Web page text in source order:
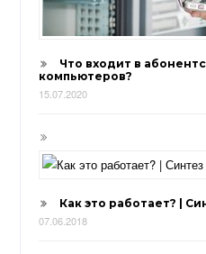
Что входит в
компьютеров?
15.07.2020
Как это работает? |
07.06.2018